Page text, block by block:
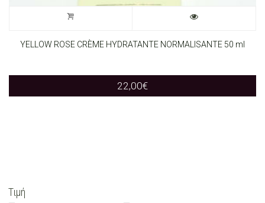
YELLOW ROSE CRÈME HYDRATANTE NORMALISANTE 50 ml
22,00€
Τιμή